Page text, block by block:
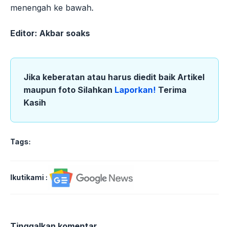
menengah ke bawah.
Editor: Akbar soaks
Jika keberatan atau harus diedit baik Artikel
maupun foto Silahkan Laporkan! Terima
Kasih
Tags:
Ikutikami :